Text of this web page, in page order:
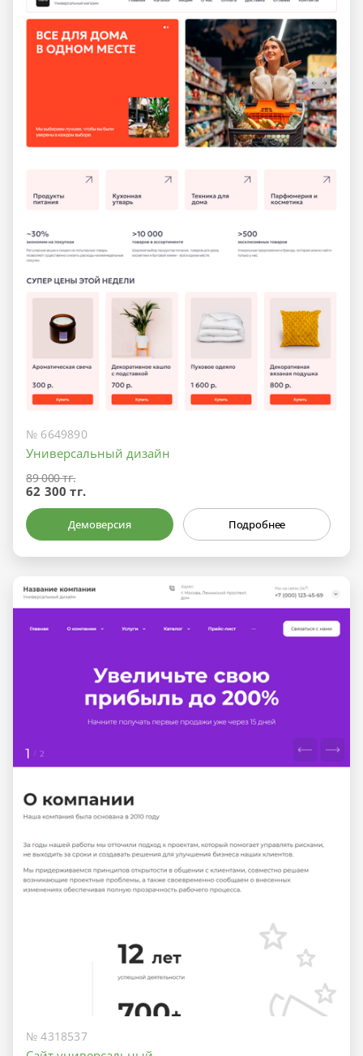
№ 6649890
Универсальный дизайн
89 000 тг.
62 300 тг.
Демоверсия Подробнее
№ 4318537